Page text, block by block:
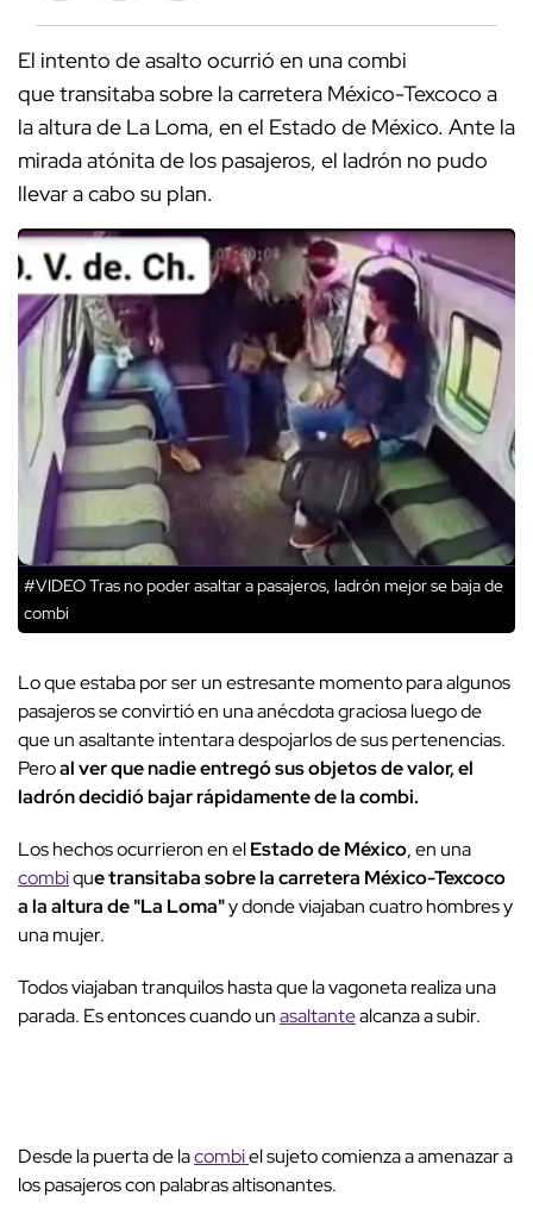
El intento de asalto ocurrió en una combi
que transitaba sobre la carretera México-Texcoco a
la altura de La Loma, en el Estado de México. Ante la
mirada atónita de los pasajeros, el ladrón no pudo
llevar a cabo su plan.
#VIDEO Tras no poder asaltar a pasajeros, ladrón mejor se baja de
combi
Lo que estaba por ser un estresante momento para algunos
pasajeros se convirtió en una anécdota graciosa luego de
que un asaltante intentara despojarlos de sus pertenencias.
Peroal ver que nadie entregó sus objetos de valor, el
ladrón decidió bajar rápidamente de la combi.
Los hechos ocurrieron en elEstado de México, en una
combique transitaba sobre la carretera México-Texcoco
a la altura de "La Loma"y donde viajaban cuatro hombres y
una mujer.
Todos viajaban tranquilos hasta que la vagoneta realiza una
parada. Es entonces cuando unasaltantealcanza a subir.
Desde la puerta de lacombiel sujeto comienza a amenazar a
los pasajeros con palabras altisonantes.